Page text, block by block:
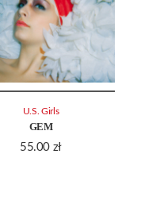
GEM
55.00 zł
U.S. Girls